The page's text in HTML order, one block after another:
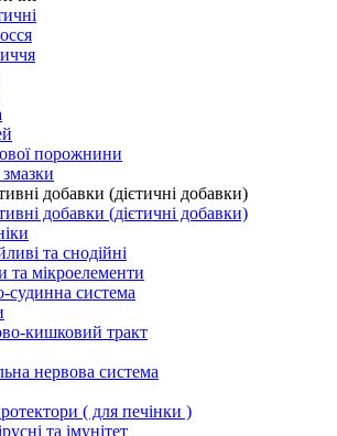
порожнини
добавки (дієтичні добавки)
добавки (дієтичні добавки)
та снодійні
та мікроелементи
судинна система
кишковий тракт
нервова система
( для печінки )
та імунітет